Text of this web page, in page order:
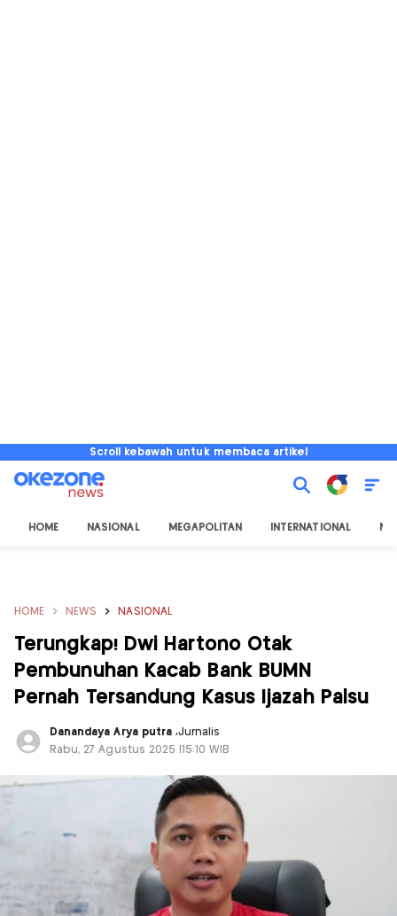
Scroll kebawah untuk membaca artikel
HOME NASIONAL MEGAPOLITAN INTERNATIONAL
HOME NEWS NASIONAL
Terungkap! Dwi Hartono Otak
Pembunuhan Kacab Bank BUMN
Pernah Tersandung Kasus Ijazah Palsu
Danandaya Arya putra,Jurnalis
Rabu, 27 Agustus 2025 |15:10 WIB